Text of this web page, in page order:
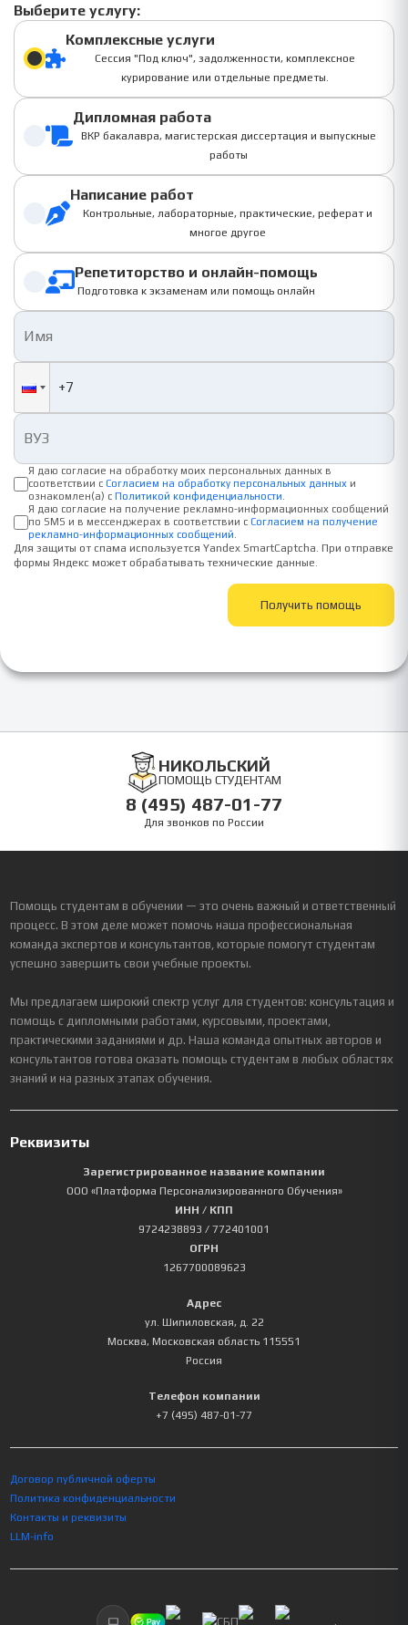
Выберите услугу:
Комплексные услуги
Сессия "Под ключ", задолженности, комплексное
курирование или отдельные предметы.
Дипломная работа
ВКР бакалавра, магистерская диссертация и выпускные
работы
Написание работ
Контрольные, лабораторные, практические, реферат и
многое другое
Репетиторство и онлайн-помощь
Подготовка к экзаменам или помощь онлайн
Я даю согласие на обработку моих персональных данных в
соответствии с Согласием на обработку персональных данных и
ознакомлен(а) с Политикой конфиденциальности
Я даю согласие на получение рекламно-информационных сообщений
по SMS и в мессенджерах в соответствии с Согласием на получение
рекламно-информационных сообщений
Для защиты от спама используется Yandex SmartCaptcha. При отправке
формы Яндекс может обрабатывать технические данные.
Получить помощь
НИКОЛЬСКИЙ
ПОМОЩЬ СТУДЕНТАМ
8 (495) 487-01-77
Для звонков по России
Помощь студентам в обучении — это очень важный и ответственный
процесс. В этом деле может помочь наша профессиональная
команда экспертов и консультантов, которые помогут студентам
успешно завершить свои учебные проекты.
Мы предлагаем широкий спектр услуг для студентов: консультация и
помощь с дипломными работами, курсовыми, проектами,
практическими заданиями и др. Наша команда опытных авторов и
консультантов готова оказать помощь студентам в любых областях
знаний и на разных этапах обучения.
Реквизиты
Зарегистрированное название компании
ООО «Платформа Персонализированного Обучения»
ИНН / КПП
9724238893 / 772401001
ОГРН
1267700089623
Адрес
ул. Шипиловская, д. 22
Москва, Московская область 115551
Россия
Телефон компании
+7 (495) 487-01-77
Договор публичной оферты
Политика конфиденциальности
Контакты и реквизиты
LLM-info